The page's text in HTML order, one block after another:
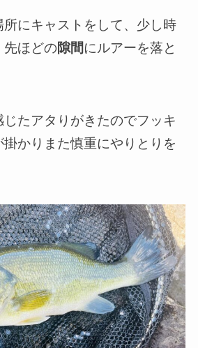
所にキャストをして、少し時
先ほどの隙間にルアーを落と
たアタりがきたのでフッキ
かりまた慎重にやりとりを